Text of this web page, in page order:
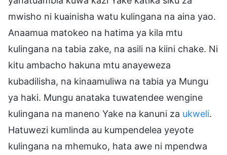
mwisho ni kuainisha watu kulingana na aina yao.
Anaamua matokeo na hatima ya kila mtu
kulingana na tabia zake, na asili na kiini chake. Ni
kitu ambacho hakuna mtu anayeweza
kubadilisha, na kinaamuliwa na tabia ya Mungu
ya haki. Mungu anataka tuwatendee wengine
kulingana na maneno Yake na kanuni za ukweli.
Hatuwezi kumlinda au kumpendelea yeyote
kulingana na mhemuko, hata awe ni mpendwa